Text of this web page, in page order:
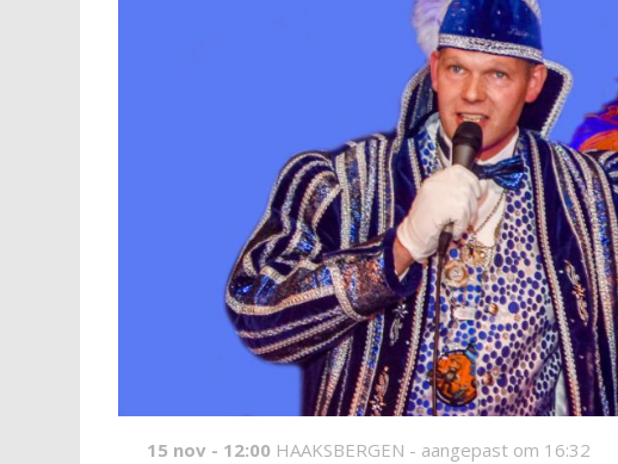
15 nov - 12:00 HAAKSBERGEN - aangepast om 16:32